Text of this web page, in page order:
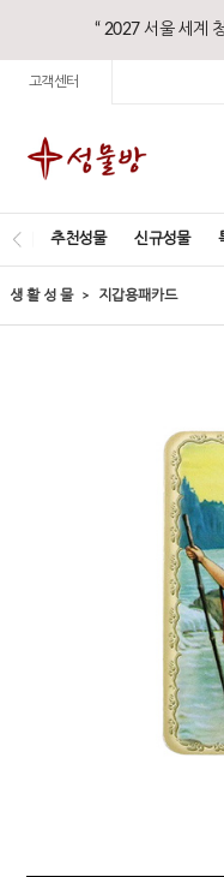
“ 2027 서울 세계
고객센터
추천성물 신규성물
생 활 성 물 지갑용패카드